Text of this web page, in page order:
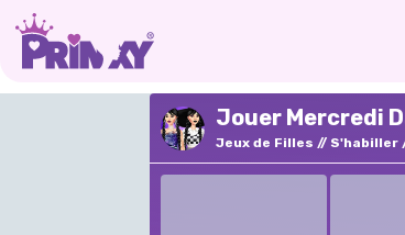
Jouer Mercredi
Jeux de Filles S'habiller